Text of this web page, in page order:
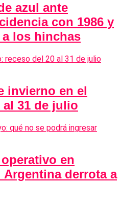
azul ante
con 1986 y
los hinchas
invierno en el
al 31 de julio
en
derrota a